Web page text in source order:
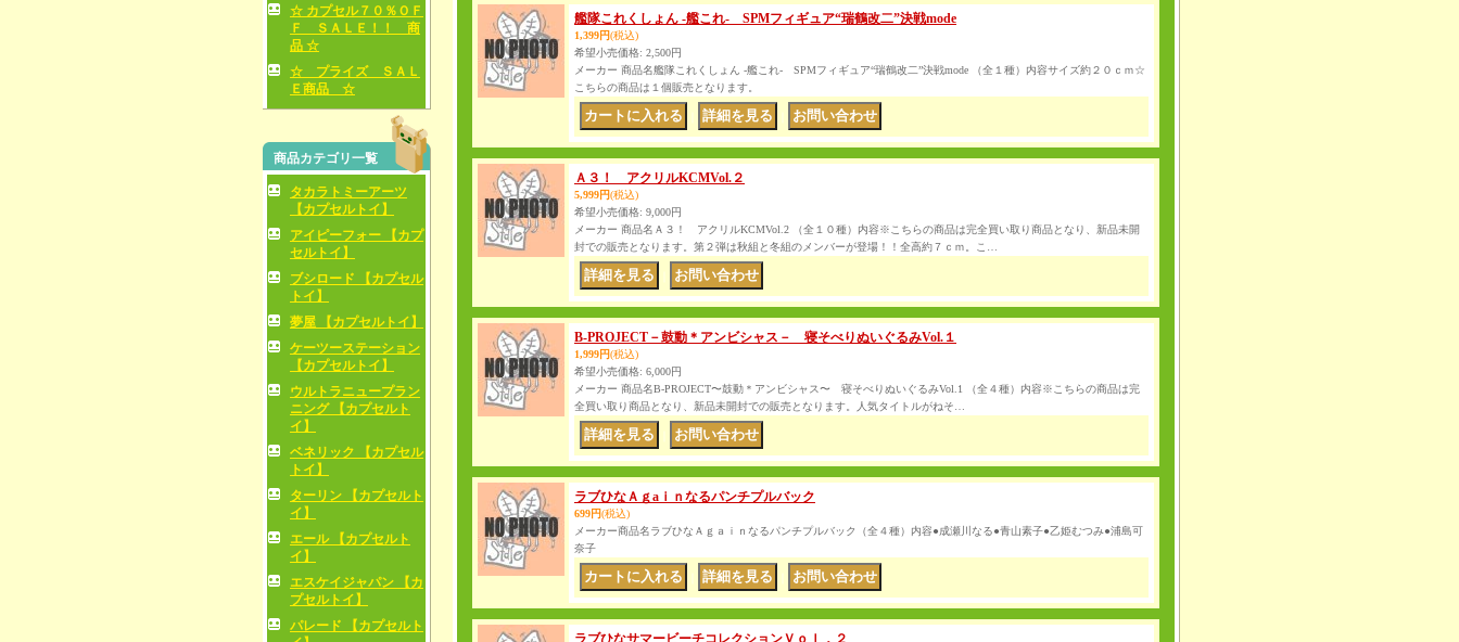
☆ カプセル７０％ＯＦ
Ｆ ＳＡＬＥ！！ 商
品 ☆
☆ プライズ ＳＡＬ
Ｅ商品 ☆
商品カテゴリ一覧
タカラトミーアーツ
【カプセルトイ】
アイピーフォー 【カプ
セルトイ】
ブシロード 【カプセル
トイ】
夢屋 【カプセルトイ】
ケーツーステーション
【カプセルトイ】
ウルトラニュープラン
ニング 【カプセルト
イ】
ベネリック 【カプセル
トイ】
ターリン 【カプセルト
イ】
エール 【カプセルト
イ】
エスケイジャパン 【カ
プセルトイ】
パレード 【カプセルト
艦隊これくしょん -艦これ- SPMフィギュア“瑞鶴改二”決戦mode
1,399円(税込)
希望小売価格: 2,500円
メーカー 商品名艦隊これくしょん -艦これ- SPMフィギュア“瑞鶴改二”決戦mode （全１種）内容サイズ約２０ｃｍ☆
こちらの商品は１個販売となります。
Ａ３！ アクリルKCMVol.２
5,999円(税込)
希望小売価格: 9,000円
メーカー 商品名Ａ３！ アクリルKCMVol.2 （全１０種）内容※こちらの商品は完全買い取り商品となり、新品未開
封での販売となります。第２弾は秋組と冬組のメンバーが登場！！全高約７ｃｍ。こ…
B-PROJECT－鼓動＊アンビシャス－ 寝そべりぬいぐるみVol.１
1,999円(税込)
希望小売価格: 6,000円
メーカー 商品名B-PROJECT〜鼓動＊アンビシャス〜 寝そべりぬいぐるみVol.1 （全４種）内容※こちらの商品は完
全買い取り商品となり、新品未開封での販売となります。人気タイトルがねそ…
ラブひなＡｇaｉｎなるパンチプルバック
699円(税込)
メーカー商品名ラブひなＡｇａｉｎなるパンチプルバック（全４種）内容●成瀬川なる●青山素子●乙姫むつみ●浦島可
奈子
ラブひなサマービーチコレクションＶｏｌ．２